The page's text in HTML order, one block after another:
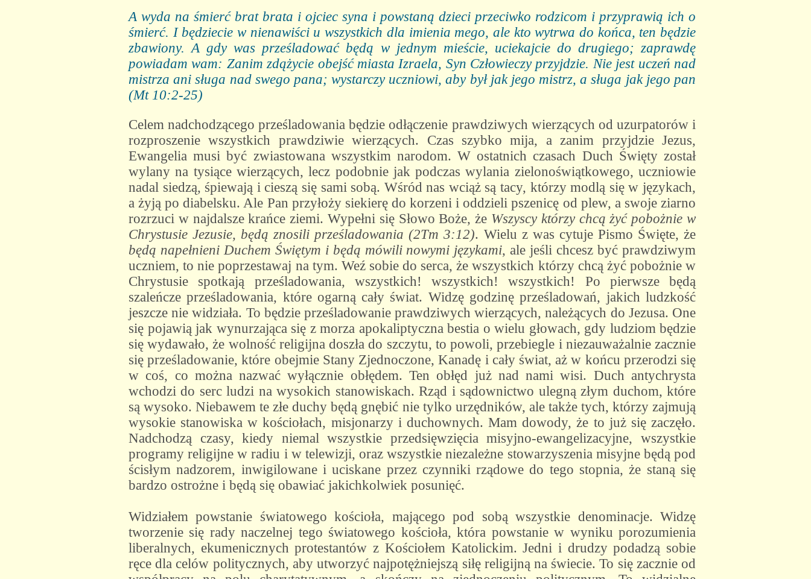
A wyda na śmierć brat brata i ojciec syna i powstaną dzieci przeciwko rodzicom i przyprawią ich o
śmierć. I będziecie w nienawiści u wszystkich dla imienia mego, ale kto wytrwa do końca, ten będzie
zbawiony. A gdy was prześladować będą w jednym mieście, uciekajcie do drugiego; zaprawdę
powiadam wam: Zanim zdążycie obejść miasta Izraela, Syn Człowieczy przyjdzie. Nie jest uczeń nad
mistrza ani sługa nad swego pana; wystarczy uczniowi, aby był jak jego mistrz, a sługa jak jego pan
(Mt 10:2-25)
Celem nadchodzącego prześladowania będzie odłączenie prawdziwych wierzących od uzurpatorów i
rozproszenie wszystkich prawdziwie wierzących. Czas szybko mija, a zanim przyjdzie Jezus,
Ewangelia musi być zwiastowana wszystkim narodom. W ostatnich czasach Duch Święty został
wylany na tysiące wierzących, lecz podobnie jak podczas wylania zielonoświątkowego, uczniowie
nadal siedzą, śpiewają i cieszą się sami sobą. Wśród nas wciąż są tacy, którzy modlą się w językach,
a żyją po diabelsku. Ale Pan przyłoży siekierę do korzeni i oddzieli pszenicę od plew, a swoje ziarno
rozrzuci w najdalsze krańce ziemi. Wypełni się Słowo Boże, że Wszyscy którzy chcą żyć pobożnie w
Chrystusie Jezusie, będą znosili prześladowania (2Tm 3:12). Wielu z was cytuje Pismo Święte, że
będą napełnieni Duchem Świętym i będą mówili nowymi językami, ale jeśli chcesz być prawdziwym
uczniem, to nie poprzestawaj na tym. Weź sobie do serca, że wszystkich którzy chcą żyć pobożnie w
Chrystusie spotkają prześladowania, wszystkich! wszystkich! wszystkich! Po pierwsze będą
szaleńcze prześladowania, które ogarną cały świat. Widzę godzinę prześladowań, jakich ludzkość
jeszcze nie widziała. To będzie prześladowanie prawdziwych wierzących, należących do Jezusa. One
się pojawią jak wynurzająca się z morza apokaliptyczna bestia o wielu głowach, gdy ludziom będzie
się wydawało, że wolność religijna doszła do szczytu, to powoli, przebiegle i niezauważalnie zacznie
się prześladowanie, które obejmie Stany Zjednoczone, Kanadę i cały świat, aż w końcu przerodzi się
w coś, co można nazwać wyłącznie obłędem. Ten obłęd już nad nami wisi. Duch antychrysta
wchodzi do serc ludzi na wysokich stanowiskach. Rząd i sądownictwo ulegną złym duchom, które
są wysoko. Niebawem te złe duchy będą gnębić nie tylko urzędników, ale także tych, którzy zajmują
wysokie stanowiska w kościołach, misjonarzy i duchownych. Mam dowody, że to już się zaczęło.
Nadchodzą czasy, kiedy niemal wszystkie przedsięwzięcia misyjno-ewangelizacyjne, wszystkie
programy religijne w radiu i w telewizji, oraz wszystkie niezależne stowarzyszenia misyjne będą pod
ścisłym nadzorem, inwigilowane i uciskane przez czynniki rządowe do tego stopnia, że staną się
bardzo ostrożne i będą się obawiać jakichkolwiek posunięć.
Widziałem powstanie światowego kościoła, mającego pod sobą wszystkie denominacje. Widzę
tworzenie się rady naczelnej tego światowego kościoła, która powstanie w wyniku porozumienia
liberalnych, ekumenicznych protestantów z Kościołem Katolickim. Jedni i drudzy podadzą sobie
ręce dla celów politycznych, aby utworzyć najpotężniejszą siłę religijną na świecie. To się zacznie od